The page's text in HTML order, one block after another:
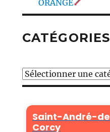
ORANGE
CATÉGORIES
Catégories